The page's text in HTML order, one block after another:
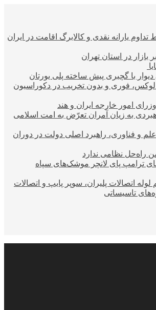
یارانه نقدی و کالابرگ اقامت در ایران
بازار در استان تهران
دیوار با گچبری پیش ساخته پلی یورتان
فوری و بدون تخریب در دکوراسیون
امور خارجه ایران و هند
به زیان آمران تعرّض به امت اسلامی
و فناوری، راهبرد اصلی دولت در دوران
راه‌حل نظامی ندارد
ترامپ پای لانچر موشک‌های سپاه
اتصالات پلیران، سوپر پایپ و اتصالات
تاسیساتی